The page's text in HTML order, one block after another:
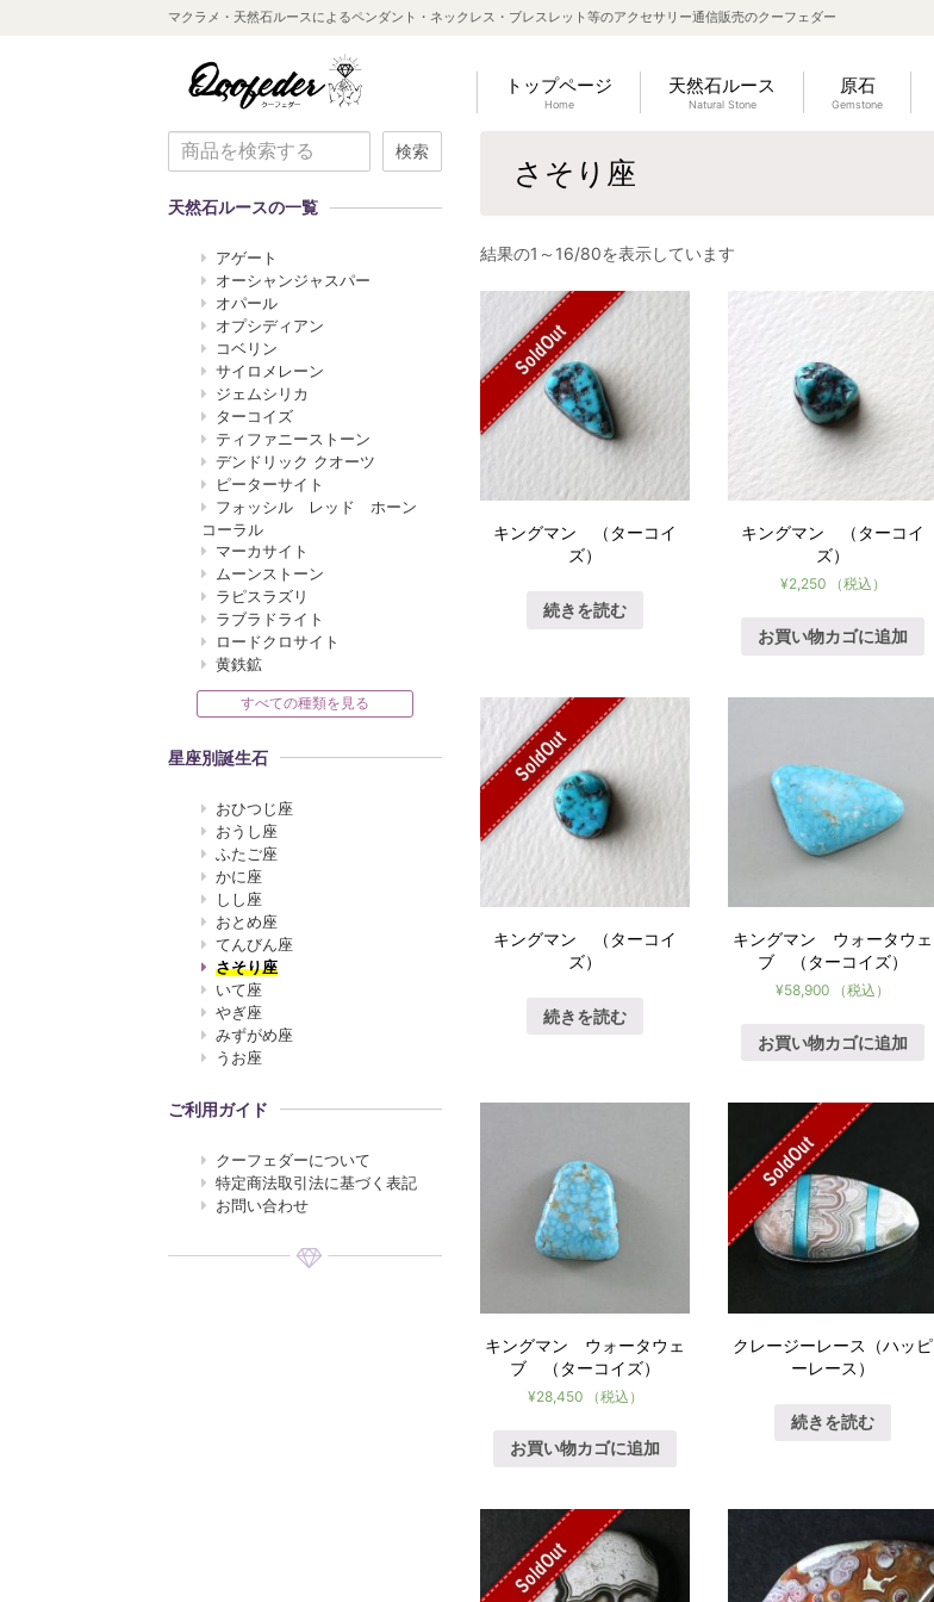
マクラメ・天然石ルースによるペンダント・ネックレス・ブレスレット等のアクセサリー通信販売のクーフェダー
トップページ
Home
天然石ルース
Natural Stone
原石
Gemstone
さそり座
結果の1～16/80を表示しています
キングマン （ターコイ
ズ）
SoldOut
続きを読む
キングマン （ターコイ
ズ）
¥2,250 （税込）
お買い物カゴに追加
キングマン （ターコイ
ズ）
SoldOut
続きを読む
キングマン ウォータウェ
ブ （ターコイズ）
¥58,900 （税込）
お買い物カゴに追加
キングマン ウォータウェ
ブ （ターコイズ）
¥28,450 （税込）
お買い物カゴに追加
クレージーレース（ハッピ
ーレース）
SoldOut
続きを読む
SoldOut
検索
天然石ルースの一覧
アゲート
オーシャンジャスパー
オパール
オプシディアン
コベリン
サイロメレーン
ジェムシリカ
ターコイズ
ティファニーストーン
デンドリック クオーツ
ピーターサイト
フォッシル レッド ホーン
コーラル
マーカサイト
ムーンストーン
ラピスラズリ
ラブラドライト
ロードクロサイト
黄鉄鉱
すべての種類を見る
星座別誕生石
おひつじ座
おうし座
ふたご座
かに座
しし座
おとめ座
てんびん座
さそり座
いて座
やぎ座
みずがめ座
うお座
ご利用ガイド
クーフェダーについて
特定商法取引法に基づく表記
お問い合わせ